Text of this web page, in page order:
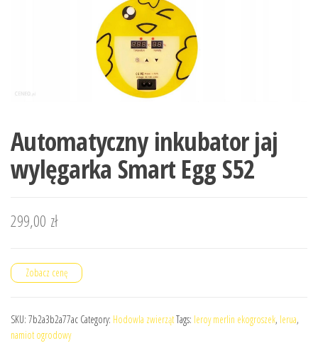
Automatyczny inkubator jaj
wylęgarka Smart Egg S52
299,00 zł
Zobacz cenę
SKU: 7b2a3b2a77ac Category: Hodowla zwierzątTags: leroy merlin ekogroszek, lerua,
namiot ogrodowy